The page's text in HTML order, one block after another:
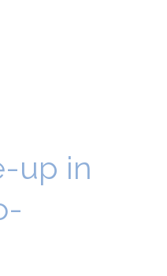
up in